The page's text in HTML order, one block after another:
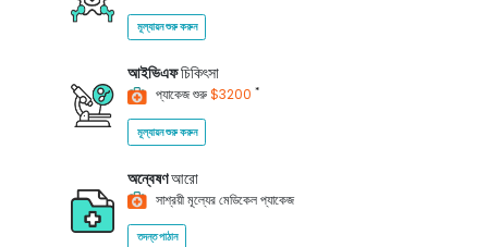
মূল্যায়ন শুরু করুন
আইভিএফচিকিৎসা
প্যাকেজ শুরু$3200 *
মূল্যায়ন শুরু করুন
অন্বেষণআরো
সাশ্রয়ী মূল্যের মেডিকেল প্যাকেজ
তদন্ত পাঠান